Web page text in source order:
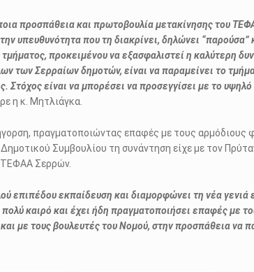
προσπάθεια και πρωτοβουλία μετακίνησης του
υπευθυνότητα που τη διακρίνει, δηλώνει “παρούσα”
προκειμένου να εξασφαλιστεί η καλύτερη
των Σερραίων δημοτών, είναι να παραμείνει το
Στόχος είναι να μπορέσει να προσεγγίσει με το
η κ. Μητλιάγκα.
πραγματοποιώντας επαφές με τους αρμόδιους
Συμβουλίου τη συνάντηση είχε με τον
ΤΕΦΑΑ Σερρών.
επιπέδου εκπαίδευση και διαμορφώνει τη νέα γενιά
καιρό και έχει ήδη πραγματοποιήσει επαφές με
με τους βουλευτές του Νομού, στην προσπάθεια να